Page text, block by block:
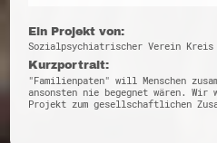
Ein Projekt von:
Sozialpsychiatrischer Verein Kreis
Kurzportrait:
"Familienpaten" will Menschen
ansonsten nie begegnet wären. Wir
Projekt zum gesellschaftlichen